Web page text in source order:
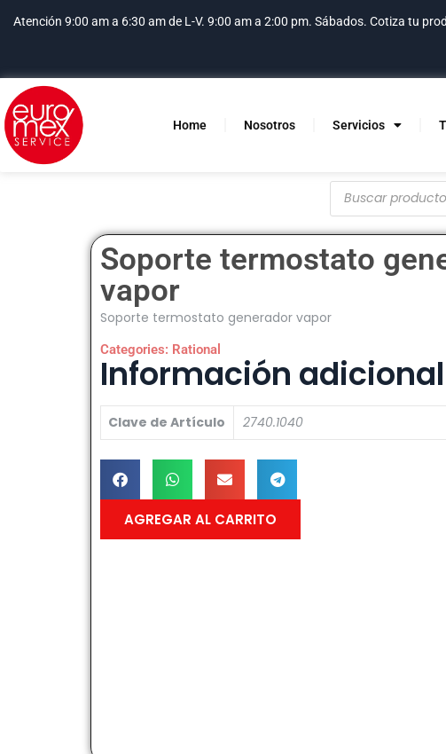
Atención 9:00 am a 6:30 am de L-V. 9:00 am a 2:00 pm. Sábados. Cotiza tu
Home Nosotros Servicios
Soporte termostato
vapor
Soporte termostato generador vapor
Categories: Rational
Información adicional
Clave de Artículo 2740.1040
AGREGAR AL CARRITO